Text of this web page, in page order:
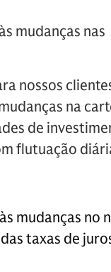
mudanças nas
nossos
na
de
flutuação
mudanças no
taxas de